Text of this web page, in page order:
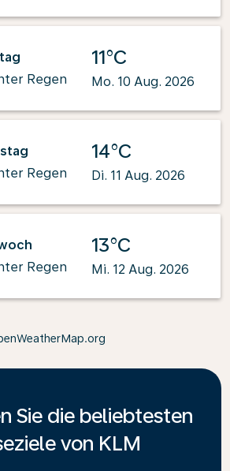
Regen
11°C
Mo. 10 Aug. 2026
Regen
14°C
Di. 11 Aug. 2026
Regen
13°C
Mi. 12 Aug. 2026
Sie die beliebtesten
von KLM